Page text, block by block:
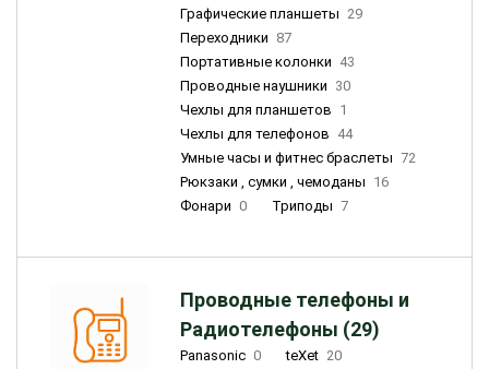
Графические планшеты 29
Переходники 87
Портативные колонки 43
Проводные наушники 30
Чехлы для планшетов 1
Чехлы для телефонов 44
Умные часы и фитнес браслеты 72
Рюкзаки , сумки , чемоданы 16
Фонари 0 Триподы 7
Проводные телефоны и
Радиотелефоны (29)
Panasonic 0 teXet 20